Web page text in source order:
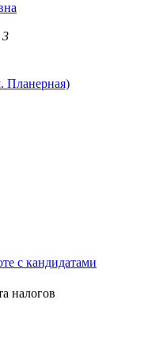
3
Планерная)
с кандидатами
налогов